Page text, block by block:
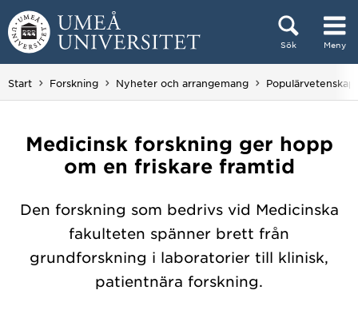
Hoppa direkt till innehållet
Sök Meny
Huvudmenyn dold.
Start Forskning Nyheter och arrangemang
Medicinsk forskning ger hopp
om en friskare framtid
Den forskning som bedrivs vid Medicinska
fakulteten spänner brett från
grundforskning i laboratorier till klinisk,
patientnära forskning.